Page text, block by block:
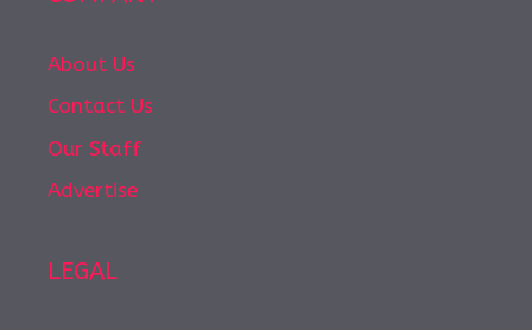
About Us
Contact Us
Our Staff
Advertise
LEGAL